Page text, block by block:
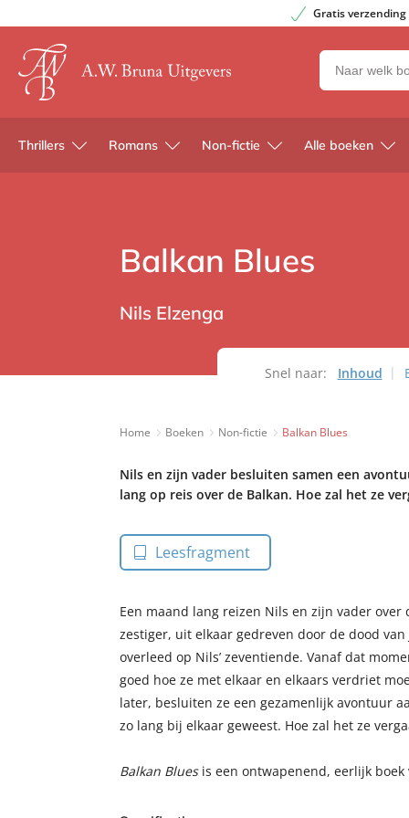
Gratis verzending
Zoeken
naar
en
uitgevers
Thrillers Romans Non-fictie Alle boeken
Balkan Blues
Nils Elzenga
Snel naar: Inhoud
Home Boeken Non-fictie Balkan Blues
Nils en zijn vader besluiten samen een
lang op reis over de Balkan. Hoe zal het ze
Leesfragment
Een maand lang reizen Nils en zijn vader over
zestiger, uit elkaar gedreven door de dood van
overleed op Nils’ zeventiende. Vanaf dat
goed hoe ze met elkaar en elkaars verdriet
later, besluiten ze een gezamenlijk avontuur
zo lang bij elkaar geweest. Hoe zal het ze
Balkan Bluesis een ontwapenend, eerlijk boek